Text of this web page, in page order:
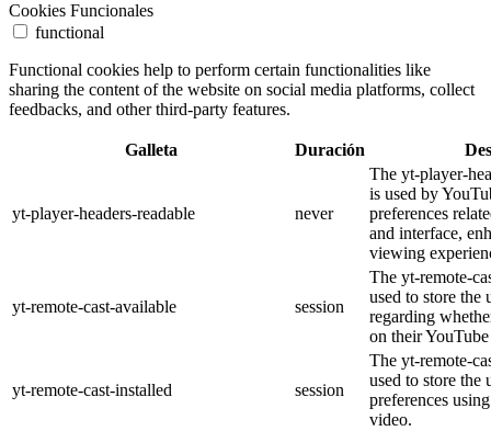
Cookies Funcionales
functional
Functional cookies help to perform certain functionalities like
sharing the content of the website on social media platforms, collect
feedbacks, and other third-party features.
Galleta Duración
yt-player-headers-readable never
The yt-player-
is used by
preferences
and interface,
viewing
yt-remote-cast-available session
The yt-remote-
used to store the
regarding
on their
yt-remote-cast-installed session
The yt-remote-
used to store the
preferences
video.